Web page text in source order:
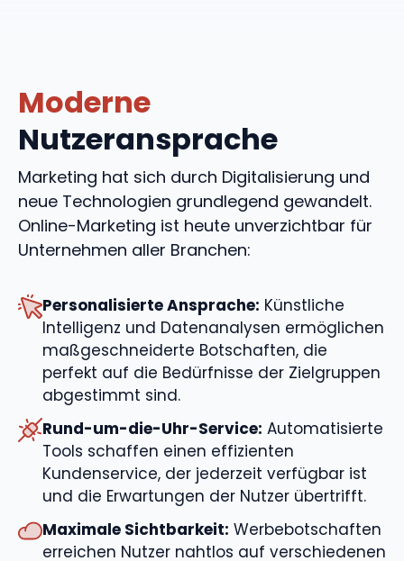
Moderne
Nutzeransprache
Marketing hat sich durch Digitalisierung und
neue Technologien grundlegend gewandelt.
Online-Marketing ist heute unverzichtbar für
Unternehmen aller Branchen:
Personalisierte Ansprache: Künstliche
Intelligenz und Datenanalysen ermöglichen
maßgeschneiderte Botschaften, die
perfekt auf die Bedürfnisse der Zielgruppen
abgestimmt sind.
Rund-um-die-Uhr-Service: Automatisierte
Tools schaffen einen effizienten
Kundenservice, der jederzeit verfügbar ist
und die Erwartungen der Nutzer übertrifft.
Maximale Sichtbarkeit: Werbebotschaften
erreichen Nutzer nahtlos auf verschiedenen